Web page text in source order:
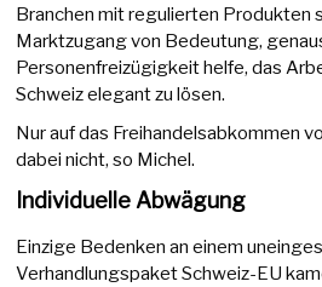
Branchen mit regulierten Produkten
Marktzugang von Bedeutung,
Personenfreizügigkeit helfe, das
Schweiz elegant zu lösen.
Nur auf das Freihandelsabkommen
dabei nicht, so Michel.
Individuelle Abwägung
Einzige Bedenken an einem
Verhandlungspaket Schweiz-EU